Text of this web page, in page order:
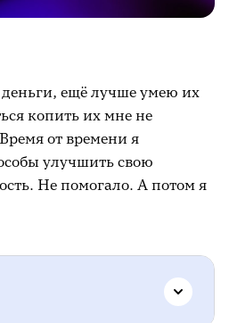
ещё лучше умею их
копить их мне не
от времени я
улучшить свою
Не помогало. А потом я